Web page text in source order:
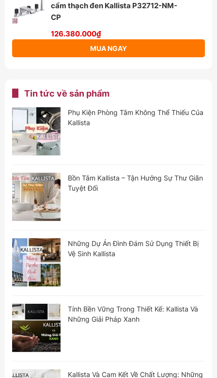
cẩm thạch đen Kallista P32712-NM-
CP
126.380.000₫
MUA NGAY
Tin tức về sản phẩm
Phụ Kiện Phòng Tắm Không Thể Thiếu Của
Kallista
Bồn Tắm Kallista – Tận Hưởng Sự Thư Giãn
Tuyệt Đối
Những Dự Án Đình Đám Sử Dụng Thiết Bị
Vệ Sinh Kallista
Tính Bền Vững Trong Thiết Kế: Kallista Và
Những Giải Pháp Xanh
Kallista Và Cam Kết Về Chất Lượng: Những